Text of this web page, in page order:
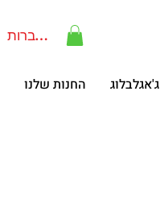
להתחברות
ג'אגלבלוג החנות שלנו